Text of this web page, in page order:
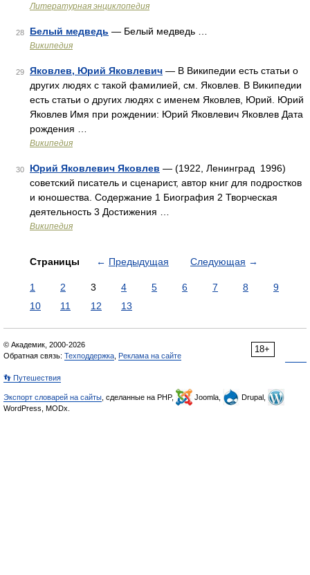
Литературная энциклопедия
28 Белый медведь — Белый медведь …
Википедия
29 Яковлев, Юрий Яковлевич — В Википедии есть статьи о
других людях с такой фамилией, см. Яковлев. В Википедии
есть статьи о других людях с именем Яковлев, Юрий. Юрий
Яковлев Имя при рождении: Юрий Яковлевич Яковлев Дата
рождения …
Википедия
30 Юрий Яковлевич Яковлев — (1922, Ленинград 1996)
советский писатель и сценарист, автор книг для подростков
и юношества. Содержание 1 Биография 2 Творческая
деятельность 3 Достижения …
Википедия
Страницы ← Предыдущая Следующая →
1 2 3 4 5 6 7 8
9
10
11 12 13
18+
© Академик, 2000-2026
Обратная связь: Техподдержка Реклама на сайте
👣 Путешествия
Экспорт словарей на сайты , сделанные на PHP, Joomla,
Drupal,
WordPress, MODx.